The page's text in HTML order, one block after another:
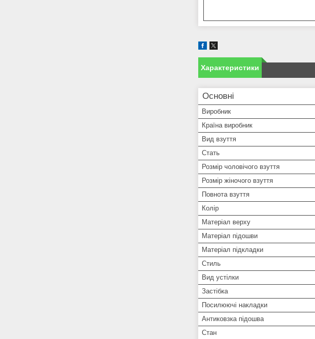
Характеристики
Основні
Виробник
Країна виробник
Вид взуття
Стать
Розмір чоловічого взуття
Розмір жіночого взуття
Повнота взуття
Колір
Матеріал верху
Матеріал підошви
Матеріал підкладки
Стиль
Вид устілки
Застібка
Посилюючі накладки
Антиковзка підошва
Стан